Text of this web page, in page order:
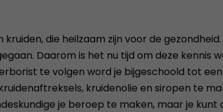
die heilzaam zijn voor de
Daarom is het nu tijd om deze
te volgen word je bijgeschoold tot
kruidenolie en siropen te
je beroep te maken, maar je